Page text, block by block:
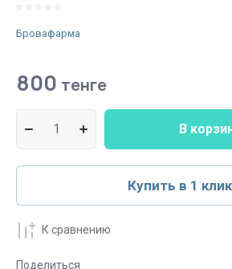
Бровафарма
800 тенге
В
Купить в 1 клик
К сравнению
Поделиться